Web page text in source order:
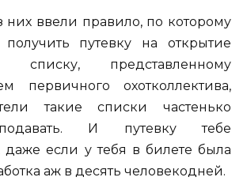
них ввели правило, по которому
путевку на открытие
представленному
первичного охотколлектива,
такие списки частенько
И путевку тебе
даже если у тебя в билете была
аж в десять человекодней.